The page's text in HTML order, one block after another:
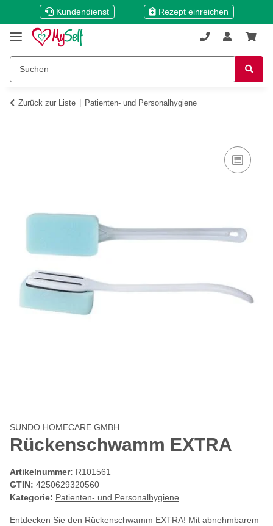
Kundendienst Rezept einreichen
Zurück zur Liste Patienten- und Personalhygiene
SUNDO HOMECARE GMBH
Rückenschwamm EXTRA
Artikelnummer: R101561
GTIN: 4250629320560
Kategorie: Patienten- und Personalhygiene
Entdecken Sie den Rückenschwamm EXTRA! Mit abnehmbarem